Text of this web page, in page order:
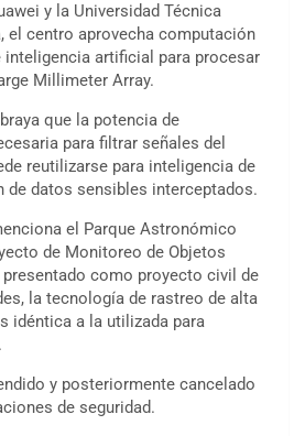
y la Universidad Técnica
el centro aprovecha computación
artificial para procesar
Millimeter Array.
que la potencia de
para filtrar señales del
reutilizarse para inteligencia de
de datos sensibles interceptados.
el Parque Astronómico
de Monitoreo de Objetos
como proyecto civil de
la tecnología de rastreo de alta
idéntica a la utilizada para
y posteriormente cancelado
de seguridad.